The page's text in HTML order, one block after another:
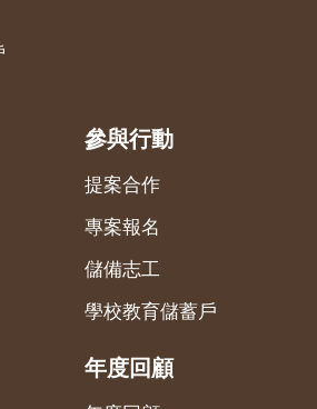
參與行動
提案合作
專案報名
儲備志工
學校教育儲蓄戶
年度回顧